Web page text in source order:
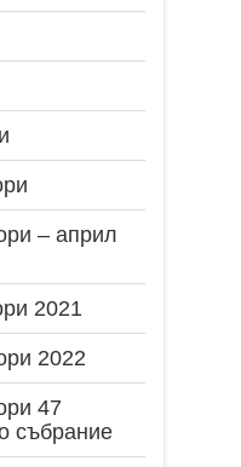
– април
2021
2022
47
събрание